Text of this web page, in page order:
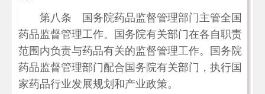
第八条 国务院药品监督管理部门主管全国
药品监督管理工作。国务院有关部门在各自职责
范围内负责与药品有关的监督管理工作。国务院
药品监督管理部门配合国务院有关部门，执行国
家药品行业发展规划和产业政策。